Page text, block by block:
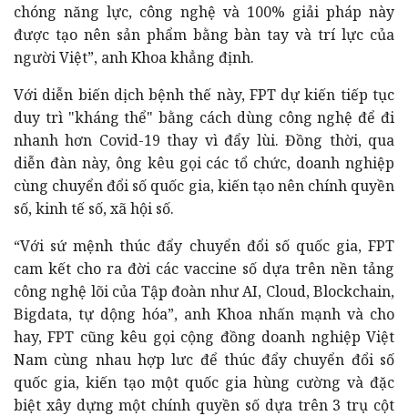
chóng năng lực, công nghệ và 100% giải pháp này
được tạo nên sản phẩm bằng bàn tay và trí lực của
người Việt”, anh Khoa khẳng định.
Với diễn biến dịch bệnh thế này, FPT dự kiến tiếp tục
duy trì "kháng thể" bằng cách dùng công nghệ để đi
nhanh hơn Covid-19 thay vì đẩy lùi. Đồng thời, qua
diễn đàn này, ông kêu gọi các tổ chức, doanh nghiệp
cùng chuyển đổi số quốc gia, kiến tạo nên chính quyền
số, kinh tế số, xã hội số.
“Với sứ mệnh thúc đẩy chuyển đổi số quốc gia, FPT
cam kết cho ra đời các vaccine số dựa trên nền tảng
công nghệ lõi của Tập đoàn như AI, Cloud, Blockchain,
Bigdata, tự dộng hóa”, anh Khoa nhấn mạnh và cho
hay, FPT cũng kêu gọi cộng đồng doanh nghiệp Việt
Nam cùng nhau hợp lưc để thúc đẩy chuyển đổi số
quốc gia, kiến tạo một quốc gia hùng cường và đặc
biệt xây dựng một chính quyền số dựa trên 3 trụ cột